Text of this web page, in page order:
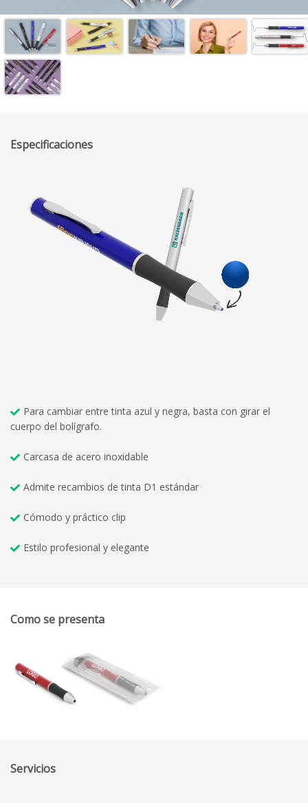
Especificaciones
Para cambiar entre tinta azul y negra, basta con girar el
cuerpo del bolígrafo.
Carcasa de acero inoxidable
Admite recambios de tinta D1 estándar
Cómodo y práctico clip
Estilo profesional y elegante
Como se presenta
Servicios